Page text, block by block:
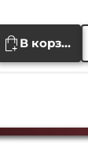
В корзину